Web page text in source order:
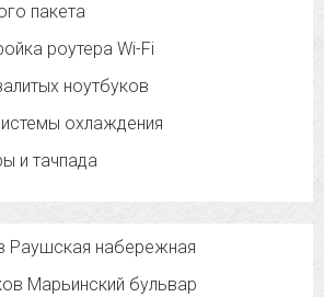
пакета
роутера Wi-Fi
ноутбуков
охлаждения
и тачпада
Раушская набережная
Марьинский бульвар